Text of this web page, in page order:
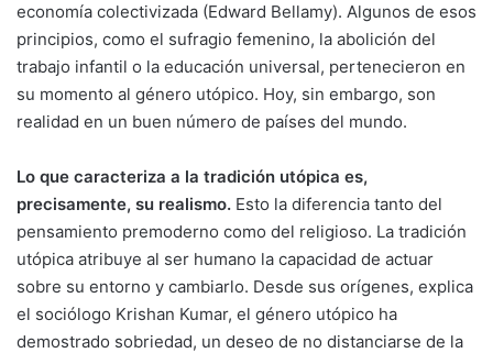
economía colectivizada (Edward Bellamy). Algunos de esos
principios, como el sufragio femenino, la abolición del
trabajo infantil o la educación universal, pertenecieron en
su momento al género utópico. Hoy, sin embargo, son
realidad en un buen número de países del mundo.
Lo que caracteriza a la tradición utópica es,
precisamente, su realismo. Esto la diferencia tanto del
pensamiento premoderno como del religioso. La tradición
utópica atribuye al ser humano la capacidad de actuar
sobre su entorno y cambiarlo. Desde sus orígenes, explica
el sociólogo Krishan Kumar, el género utópico ha
demostrado sobriedad, un deseo de no distanciarse de la